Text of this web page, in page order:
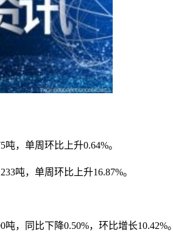
，单周环比上升0.64%。
吨，单周环比上升16.87%。
，同比下降0.50%，环比增长10.42%。